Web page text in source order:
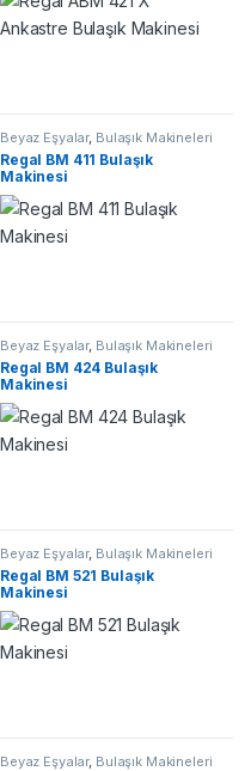
Beyaz Eşyalar, Bulaşık Makineleri
Regal BM 411 Bulaşık
Makinesi
Beyaz Eşyalar, Bulaşık Makineleri
Regal BM 424 Bulaşık
Makinesi
Beyaz Eşyalar, Bulaşık Makineleri
Regal BM 521 Bulaşık
Makinesi
Beyaz Eşyalar, Bulaşık Makineleri